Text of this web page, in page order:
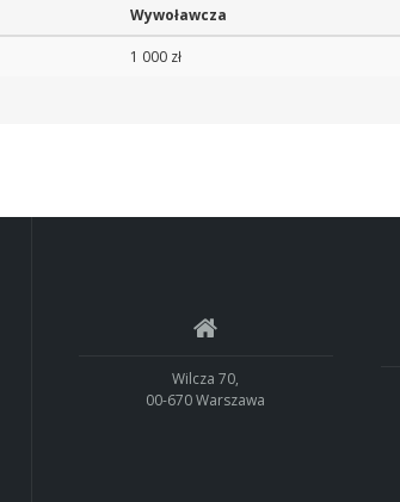
Wywoławcza
1 000 zł
Wilcza 70,
00-670 Warszawa